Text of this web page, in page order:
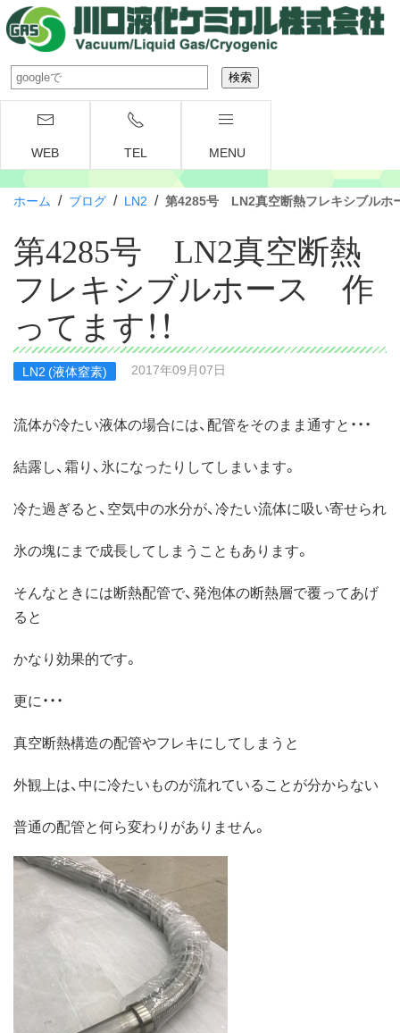
WEB TEL MENU
ホーム / ブログ / LN2 / 第4285号 LN2真空断熱フレキシブルホ
第4285号 LN2真空断熱
フレキシブルホース 作
ってます！！
LN2 (液体窒素) 2017年09月07日
流体が冷たい液体の場合には、配管をそのまま通すと・・・
結露し、霜り、氷になったりしてしまいます。
冷た過ぎると、空気中の水分が、冷たい流体に吸い寄せられ
氷の塊にまで成長してしまうこともあります。
そんなときには断熱配管で、発泡体の断熱層で覆ってあげ
ると
かなり効果的です。
更に・・・
真空断熱構造の配管やフレキにしてしまうと
外観上は、中に冷たいものが流れていることが分からない
普通の配管と何ら変わりがありません。